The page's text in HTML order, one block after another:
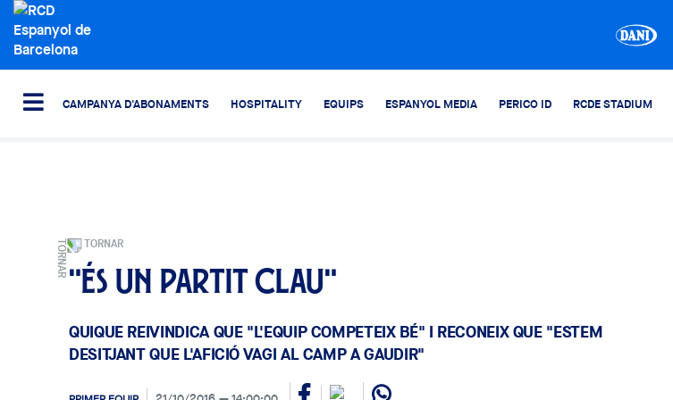
CAMPANYA D'ABONAMENTS HOSPITALITY EQUIPS ESPANYOL MEDIA PERICO ID RCDE STADIUM
TORNAR
"És un partit clau"
QUIQUE REIVINDICA QUE "L'EQUIP COMPETEIX BÉ" I RECONEIX QUE "ESTEM
DESITJANT QUE L'AFICIÓ VAGI AL CAMP A GAUDIR"